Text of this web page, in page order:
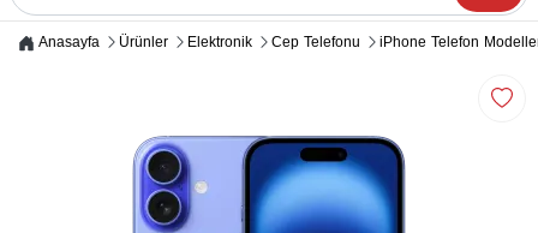
Anasayfa Ürünler Elektronik Cep Telefonu iPhone Telefon